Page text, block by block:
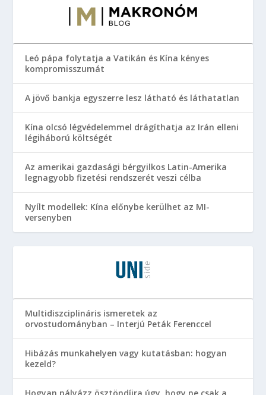
Leó pápa folytatja a Vatikán és Kína kényes
kompromisszumát
A jövő bankja egyszerre lesz látható és láthatatlan
Kína olcsó légvédelemmel drágíthatja az Irán elleni
légiháború költségét
Az amerikai gazdasági bérgyilkos Latin-Amerika
legnagyobb fizetési rendszerét veszi célba
Nyílt modellek: Kína előnybe kerülhet az MI-
versenyben
Multidiszciplináris ismeretek az
orvostudományban – Interjú Peták Ferenccel
Hibázás munkahelyen vagy kutatásban: hogyan
kezeld?
Hogyan pályázz ösztöndíjra úgy, hogy ne csak a